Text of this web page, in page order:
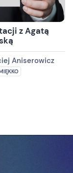
z Agatą
Aniserowicz